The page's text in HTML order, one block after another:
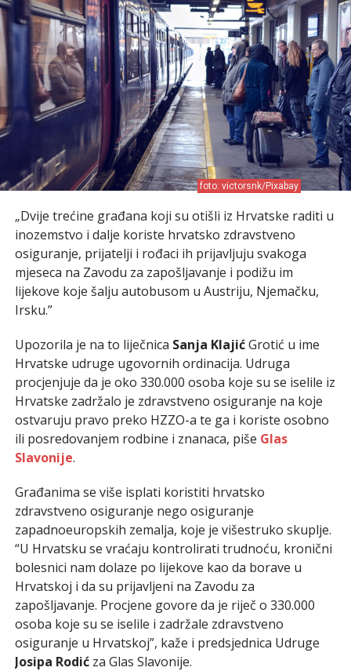
foto: victorsnk/Pixabay
„Dvije trećine građana koji su otišli iz Hrvatske raditi u
inozemstvo i dalje koriste hrvatsko zdravstveno
osiguranje, prijatelji i rođaci ih prijavljuju svakoga
mjeseca na Zavodu za zapošljavanje i podižu im
lijekove koje šalju autobusom u Austriju, Njemačku,
Irsku.”
Upozorila je na to liječnica Sanja KlajićGrotić u ime
Hrvatske udruge ugovornih ordinacija. Udruga
procjenjuje da je oko 330.000 osoba koje su se iselile iz
Hrvatske zadržalo je zdravstveno osiguranje na koje
ostvaruju pravo preko HZZO-a te ga i koriste osobno
ili posredovanjem rodbine i znanaca, piše Glas
Slavonije.
Građanima se više isplati koristiti hrvatsko
zdravstveno osiguranje nego osiguranje
zapadnoeuropskih zemalja, koje je višestruko skuplje.
“U Hrvatsku se vraćaju kontrolirati trudnoću, kronični
bolesnici nam dolaze po lijekove kao da borave u
Hrvatskoj i da su prijavljeni na Zavodu za
zapošljavanje. Procjene govore da je riječ o 330.000
osoba koje su se iselile i zadržale zdravstveno
osiguranje u Hrvatskoj”, kaže i predsjednica Udruge
Josipa Rodićza Glas Slavonije.